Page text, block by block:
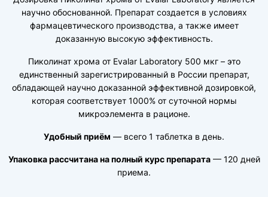
научно обоснованной. Препарат создается в условиях
фармацевтического производства, а также имеет
доказанную высокую эффективность.
Пиколинат хрома от Evalar Laboratory 500 мкг – это
единственный зарегистрированный в России препарат,
обладающей научно доказанной эффективной дозировкой,
которая соответствует 1000% от суточной нормы
микроэлемента в рационе.
Удобный приём — всего 1 таблетка в день.
Упаковка рассчитана на полный курс препарата— 120 дней
приема.